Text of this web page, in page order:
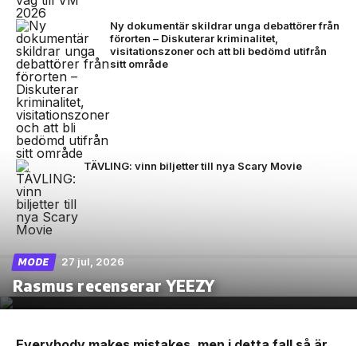
Ny dokumentär skildrar unga debattörer från
förorten – Diskuterar kriminalitet,
visitationszoner och att bli bedömd utifrån
sitt område
TÄVLING: vinn biljetter till nya Scary Movie
MODE 27 jul, 2026
Rasmus recenserar YEEZY